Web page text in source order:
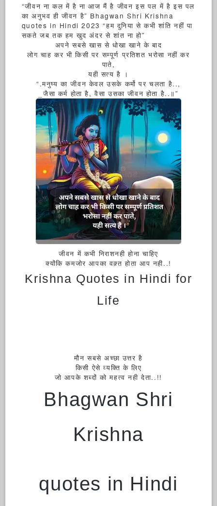
“जीवन ना कल में है ना आज मैं है जीवन इस पल में है इस पल
का अनुभव ही जीवन है” Bhagwan Shri Krishna
quotes in Hindi 2023 “हम दुनिया से कभी शांति नहीं पा
सकते जब तक हम खुद अंदर से शांत ना हो”
अपने सबसे खास से धोखा खाने के बाद
लोग चाह कर भी किसी पर सम्पूर्ण प्रतिशत भरोसा नहीं कर
पाते,
यही सत्य है ।
“.मनुष्य का जीवन केवल उसके कर्मो पर चलता है..,
_जैसा कर्म होता है, वैसा उसका जीवन होता है..॥”
जीवन में कभी निराशनही होना चाहिए
क्योंकि कमजोर आपका वक़्त होता आप नही..!
Krishna Quotes in Hindi for
Life
मौन सबसे अच्छा उत्तर है
किसी ऐसे व्यक्ति के लिए
जो आपके शब्दों को महत्व नही देता..!!
Bhagwan Shri
Krishna
quotes in Hindi